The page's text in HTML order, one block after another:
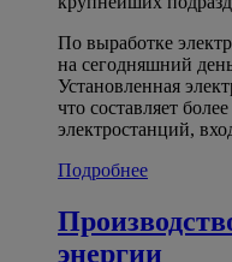
По выработке
на сегодняшний
Установленная
что составляет
электростанций,
Подробнее
энергии